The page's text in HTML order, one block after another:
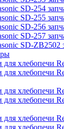
SD-254
SD-255
SD-256
SD-257
SD-ZB2502
для хлебопечи
для хлебопечи
для хлебопечи
для хлебопечи
для хлебопечи
для хлебопечи